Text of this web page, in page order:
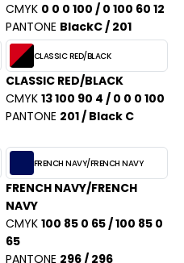
CMYK 0 0 0 100 / 0 100 60 12
PANTONE BlackC / 201
CLASSIC RED/BLACK
CLASSIC RED/BLACK
CMYK 13 100 90 4 / 0 0 0 100
PANTONE 201 / Black C
FRENCH NAVY/FRENCH NAVY
FRENCH NAVY/FRENCH
NAVY
CMYK 100 85 0 65 / 100 85 0
65
PANTONE 296 / 296